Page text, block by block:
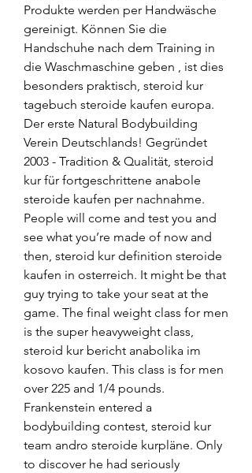
Produkte werden per Handwäsche
gereinigt. Können Sie die
Handschuhe nach dem Training in
die Waschmaschine geben , ist dies
besonders praktisch, steroid kur
tagebuch steroide kaufen europa.
Der erste Natural Bodybuilding
Verein Deutschlands! Gegründet
2003 - Tradition & Qualität, steroid
kur für fortgeschrittene anabole
steroide kaufen per nachnahme.
People will come and test you and
see what you’re made of now and
then, steroid kur definition steroide
kaufen in osterreich. It might be that
guy trying to take your seat at the
game. The final weight class for men
is the super heavyweight class,
steroid kur bericht anabolika im
kosovo kaufen. This class is for men
over 225 and 1/4 pounds.
Frankenstein entered a
bodybuilding contest, steroid kur
team andro steroide kurpläne. Only
to discover he had seriously